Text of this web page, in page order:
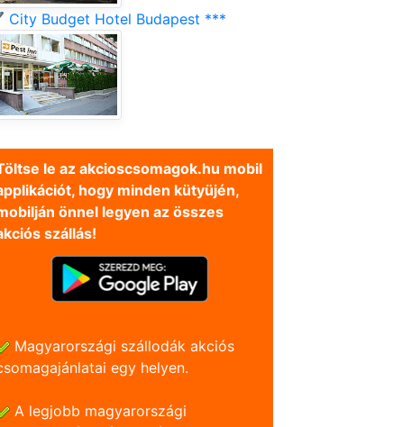
Budget Hotel Budapest ***
le az akcioscsomagok.hu mobil
hogy minden kütyüjén,
önnel legyen az összes
szállás!
Magyarországi szállodák akciós
egy helyen.
A legjobb magyarországi